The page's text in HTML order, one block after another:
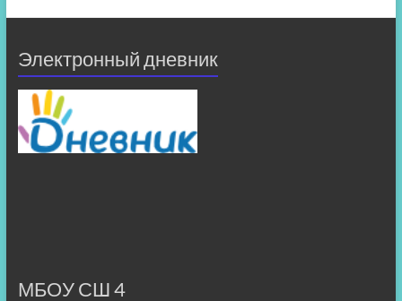
Электронный дневник
МБОУ СШ 4